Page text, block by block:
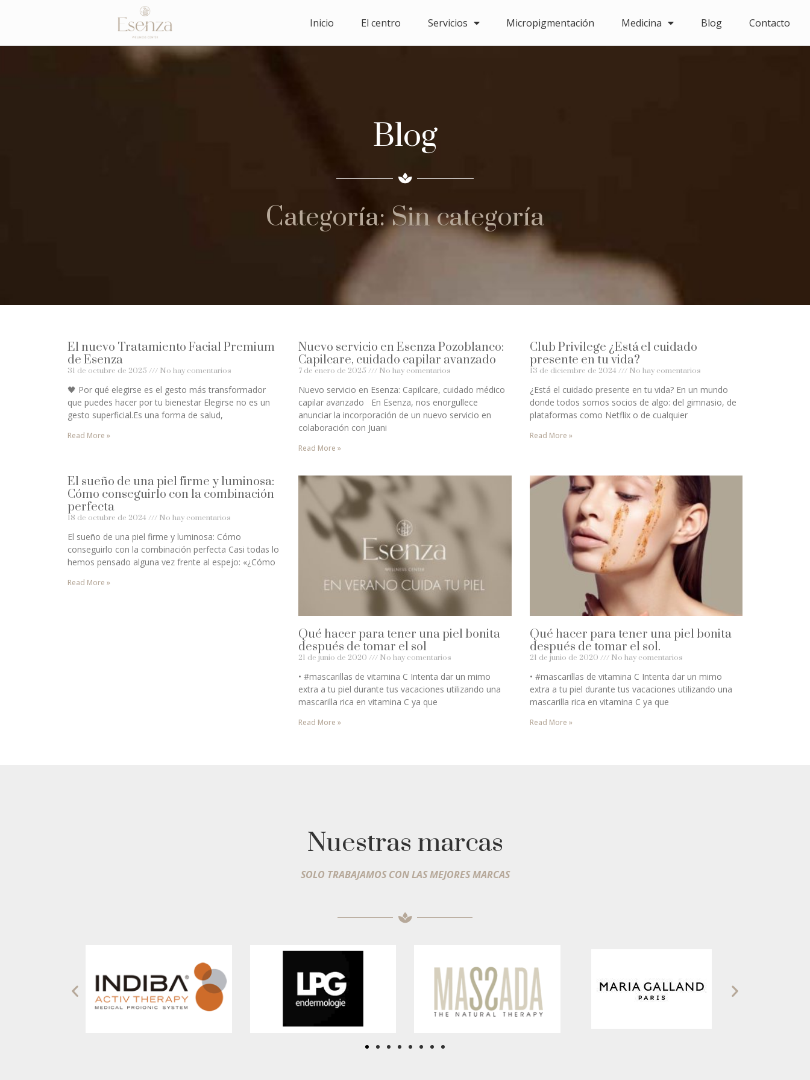
Inicio El centro Servicios Micropigmentación Medicina Blog Contacto
Blog
Categoría: Sin categoría
El nuevo Tratamiento Facial Premium
de Esenza
31 de octubre de 2025 No hay comentarios
🖤 Por qué elegirse es el gesto más transformador
que puedes hacer por tu bienestar Elegirse no es un
gesto superficial.Es una forma de salud,
Read More »
Nuevo servicio en Esenza Pozoblanco:
Capilcare, cuidado capilar avanzado
7 de enero de 2025 No hay comentarios
Nuevo servicio en Esenza: Capilcare, cuidado médico
capilar avanzado En Esenza, nos enorgullece
anunciar la incorporación de un nuevo servicio en
colaboración con Juani
Read More »
Club Privilege ¿Está el cuidado
presente en tu vida?
13 de diciembre de 2024 No hay comentarios
¿Está el cuidado presente en tu vida? En un mundo
donde todos somos socios de algo: del gimnasio, de
plataformas como Netflix o de cualquier
Read More »
El sueño de una piel firme y luminosa:
Cómo conseguirlo con la combinación
perfecta
18 de octubre de 2024 No hay comentarios
El sueño de una piel firme y luminosa: Cómo
conseguirlo con la combinación perfecta Casi todas lo
hemos pensado alguna vez frente al espejo: «¿Cómo
Read More »
Qué hacer para tener una piel bonita
después de tomar el sol
21 de junio de 2020 No hay comentarios
• #mascarillas de vitamina C Intenta dar un mimo
extra a tu piel durante tus vacaciones utilizando una
mascarilla rica en vitamina C ya que
Read More »
Qué hacer para tener una piel bonita
después de tomar el sol.
21 de junio de 2020 No hay comentarios
• #mascarillas de vitamina C Intenta dar un mimo
extra a tu piel durante tus vacaciones utilizando una
mascarilla rica en vitamina C ya que
Read More »
Nuestras marcas
SOLO TRABAJAMOS CON LAS MEJORES MARCAS